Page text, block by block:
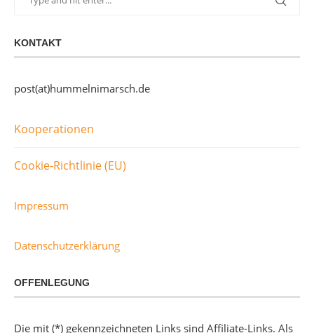
KONTAKT
post(at)hummelnimarsch.de
Kooperationen
Cookie-Richtlinie (EU)
Impressum
Datenschutzerklärung
OFFENLEGUNG
Die mit (*) gekennzeichneten Links sind Affiliate-Links. Als